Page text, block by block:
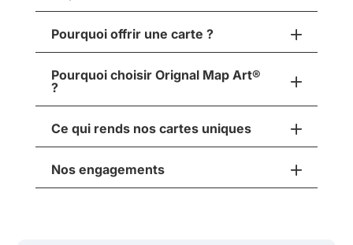
Pourquoi offrir une carte ?
Pourquoi choisir Orignal Map Art®
?
Ce qui rends nos cartes uniques
Nos engagements